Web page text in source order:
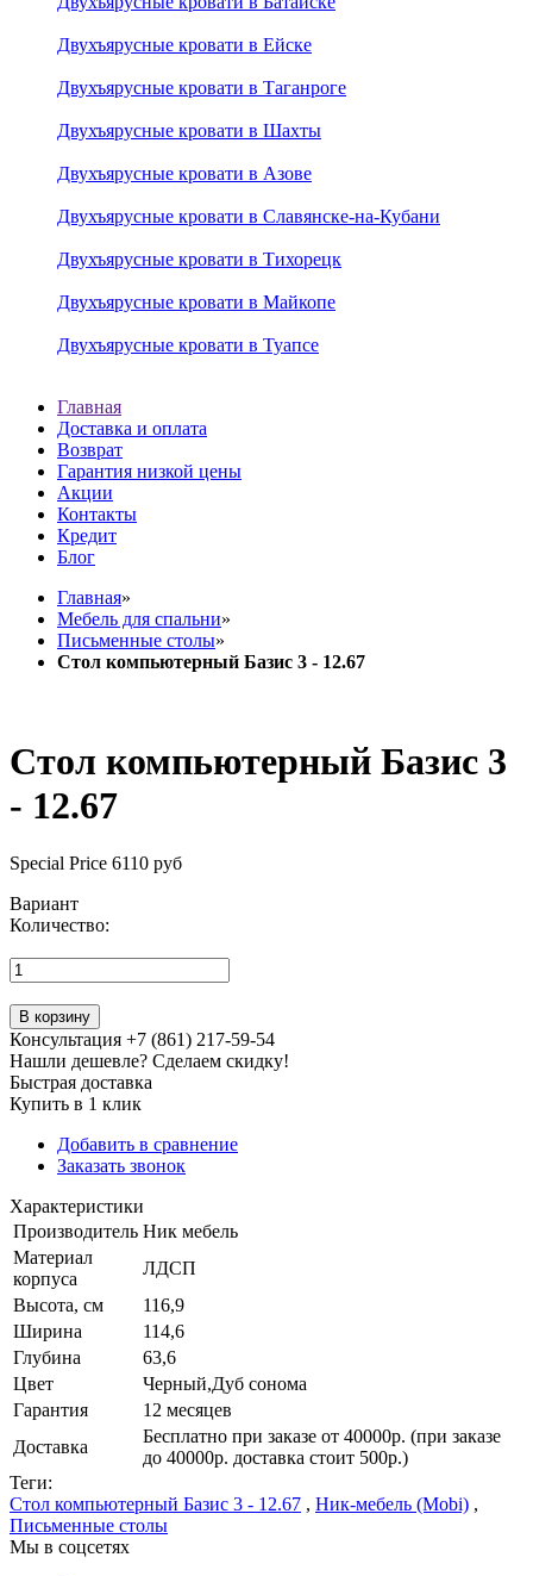
Двухъярусные кровати в Ейске
Двухъярусные кровати в Таганроге
Двухъярусные кровати в Шахты
Двухъярусные кровати в Азове
Двухъярусные кровати в Славянске-на-Кубани
Двухъярусные кровати в Тихорецк
Двухъярусные кровати в Майкопе
Двухъярусные кровати в Туапсе
Главная
Доставка и оплата
Возврат
Гарантия низкой цены
Акции
Контакты
Кредит
Блог
Главная»
Мебель для спальни»
Письменные столы»
Стол компьютерный Базис 3 - 12.67
Стол компьютерный Базис 3
- 12.67
Special Price 6110 руб
Вариант
Количество:
В корзину
Консультация +7 (861) 217-59-54
Нашли дешевле? Сделаем скидку!
Быстрая доставка
Купить в 1 клик
Добавить в сравнение
Заказать звонок
Характеристики
Производитель Ник мебель
Материал
корпуса
ЛДСП
Высота, см
116,9
Ширина
114,6
Глубина
63,6
Цвет
Черный,Дуб сонома
Гарантия
12 месяцев
Доставка
Бесплатно при заказе от 40000р. (при заказе
до 40000р. доставка стоит 500р.)
Теги:
Стол компьютерный Базис 3 - 12.67 , Ник-мебель (Mobi) ,
Письменные столы
Мы в соцсетях